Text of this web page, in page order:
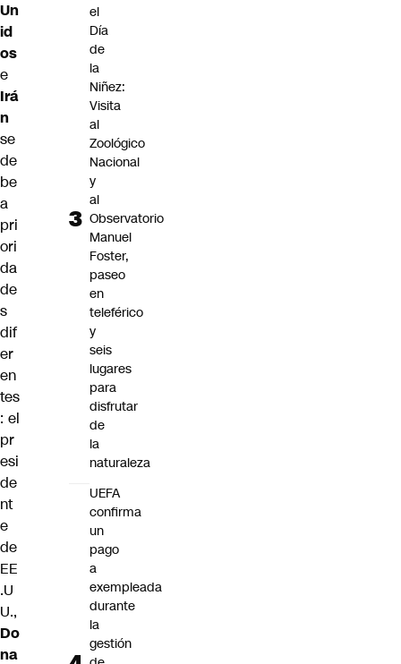
Un
id
os
e
Irá
n
se
de
be
a
pri
ori
da
de
s
dif
er
en
tes
: el
pr
esi
de
nt
e
de
EE
.U
U.,
Do
na
el
Día
de
la
Niñez:
Visita
al
Zoológico
Nacional
y
al
Observatorio
Manuel
Foster,
paseo
en
teleférico
y
seis
lugares
para
disfrutar
de
la
naturaleza
UEFA
confirma
un
pago
a
exempleada
durante
la
gestión